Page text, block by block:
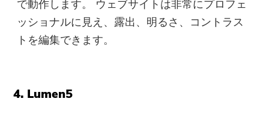
で動作します。 ウェブサイトは非常にプロフェ
ッショナルに見え、露出、明るさ、コントラス
トを編集できます。
4. Lumen5